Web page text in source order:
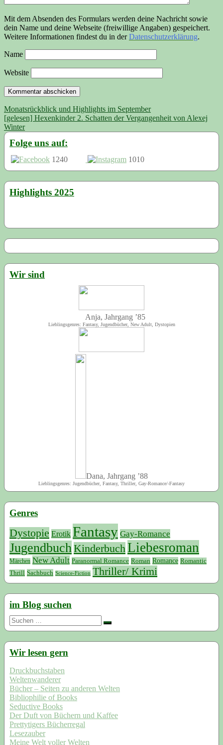
Mit dem Absenden des Formulars werden deine Nachricht sowie
dein Name und deine Webseite (freiwillige Angaben) gespeichert.
Weitere Informationen findest du in derDatenschutzerklärung.
Name
Website
Beitragsnavigation
Monatsrückblick und Highlights im September
[gelesen] Hexenkinder 2. Schatten der Vergangenheit von Alexej
Winter
Folge uns auf:
1240 1010
Highlights 2025
Wir sind
Anja, Jahrgang ’85
Lieblingsgenres: Fantasy, Jugendbücher, New Adult, Dystopien
Dana, Jahrgang ’88
Lieblingsgenres: Jugendbücher, Fantasy, Thriller, Gay-Romance/-Fantasy
Genres
Dystopie Erotik Fantasy Gay-Romance
JugendbuchKinderbuchLiebesroman
Märchen New Adult Paranormal Romance Roman Romance Romantic
Thrill Sachbuch Science-Fiction Thriller/ Krimi
im Blog suchen
Suchen
nach:
Wir lesen gern
Druckbuchstaben
Weltenwanderer
Bücher – Seiten zu anderen Welten
Bibliophilie of Books
Seductive Books
Der Duft von Büchern und Kaffee
Prettytigers Bücherregal
Lesezauber
Meine Welt voller Welten